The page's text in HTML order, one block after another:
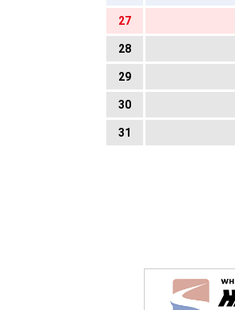
27
28
29
30
31